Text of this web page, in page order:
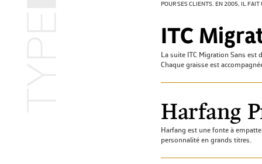
POUR SES CLIENTS. EN 2005, IL FAIT
La suite ITC Migration Sans est
Chaque graisse est
Harfang est une fonte à
personnalité en grands titres.